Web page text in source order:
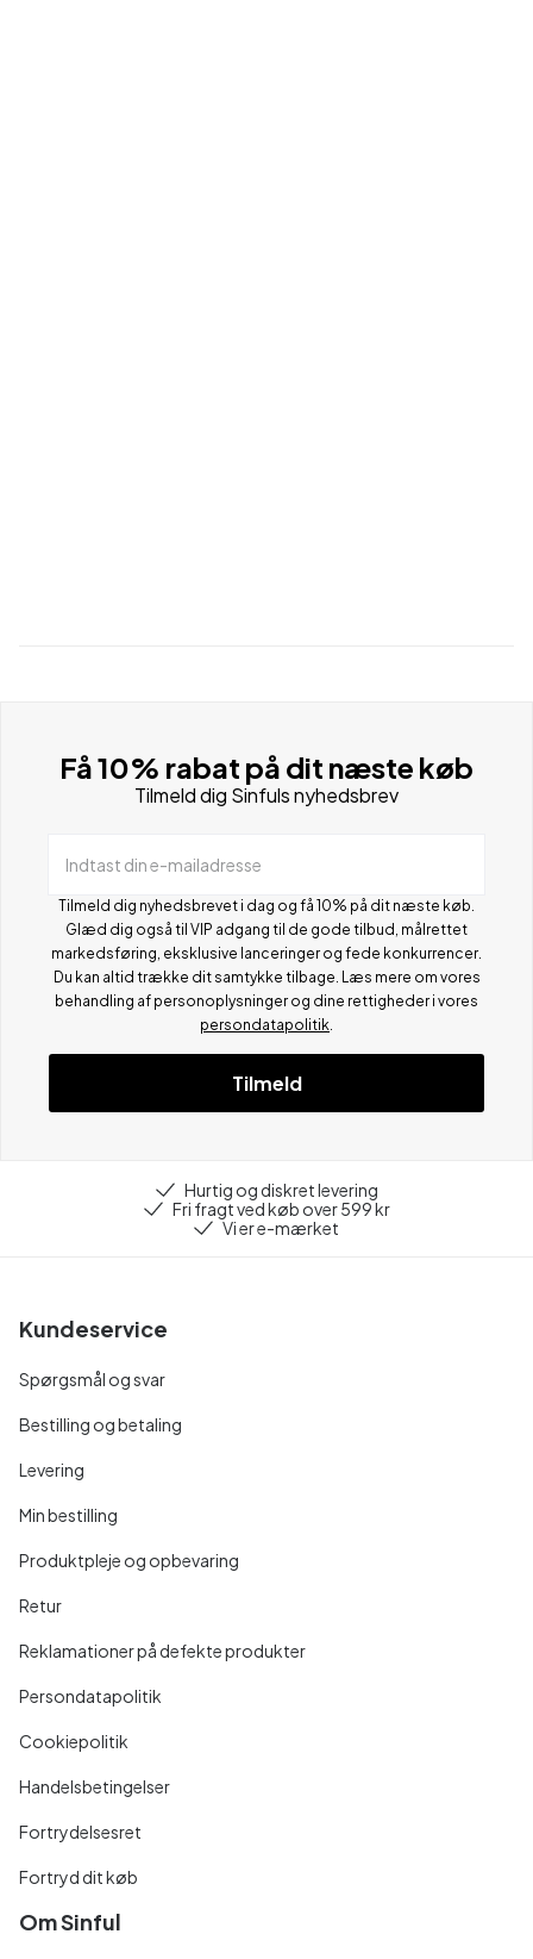
Få 10% rabat på dit næste køb
Tilmeld dig Sinfuls nyhedsbrev
Indtast din e-mailadresse
Tilmeld dig nyhedsbrevet i dag og få 10% på dit næste køb.
Glæd dig også til VIP adgang til de gode tilbud, målrettet
markedsføring, eksklusive lanceringer og fede konkurrencer.
Du kan altid trække dit samtykke tilbage. Læs mere om vores
behandling af personoplysninger og dine rettigheder i vores
persondatapolitik
Tilmeld
Hurtig og diskret levering
Fri fragt ved køb over 599 kr
Vi er e-mærket
Kundeservice
Spørgsmål og svar
Bestilling og betaling
Levering
Min bestilling
Produktpleje og opbevaring
Retur
Reklamationer på defekte produkter
Persondatapolitik
Cookiepolitik
Handelsbetingelser
Fortrydelsesret
Fortryd dit køb
Om Sinful